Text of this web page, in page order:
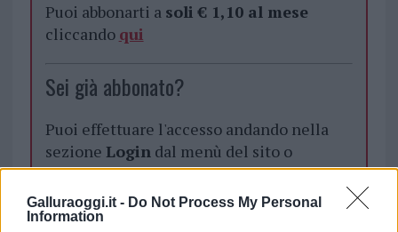
Galluraoggi.it - Do Not Process My Personal
Information
Puoi abbonarti a soli € 1,10 al mese
cliccando qui
Sei già abbonato?
Puoi effettuare l'accesso andando nella
sezione Logindal menù del sito o
cliccandoqui